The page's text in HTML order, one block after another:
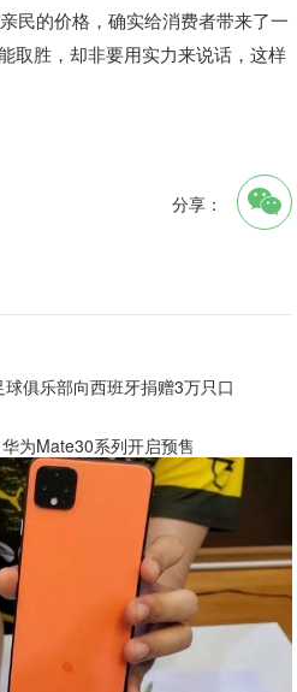
民的价格，确实给消费者带来了一
取胜，却非要用实力来说话，这样
分享：
俱乐部向西班牙捐赠3万只口
为Mate30系列开启预售